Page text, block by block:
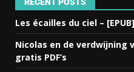
Les écailles du ciel – [EPUB]
Nicolas en de verdwijning
gratis PDF’s